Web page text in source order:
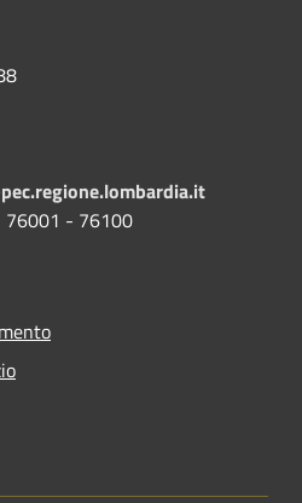
76001 - 76100